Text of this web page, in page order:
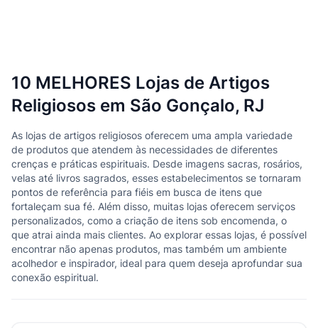
10 MELHORES Lojas de Artigos
Religiosos em São Gonçalo, RJ
As lojas de artigos religiosos oferecem uma ampla variedade
de produtos que atendem às necessidades de diferentes
crenças e práticas espirituais. Desde imagens sacras, rosários,
velas até livros sagrados, esses estabelecimentos se tornaram
pontos de referência para fiéis em busca de itens que
fortaleçam sua fé. Além disso, muitas lojas oferecem serviços
personalizados, como a criação de itens sob encomenda, o
que atrai ainda mais clientes. Ao explorar essas lojas, é possível
encontrar não apenas produtos, mas também um ambiente
acolhedor e inspirador, ideal para quem deseja aprofundar sua
conexão espiritual.